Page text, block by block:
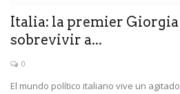
Italia: la premier
sobrevivir a...
0
El mundo político italiano vive un